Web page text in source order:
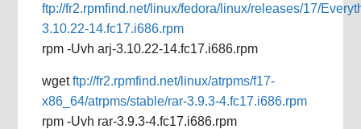
ftp://fr2.rpmfind.net/linux/fedora/linux/releases/17/
3.10.22-14.fc17.i686.rpm
rpm -Uvh arj-3.10.22-14.fc17.i686.rpm
wgetftp://fr2.rpmfind.net/linux/atrpms/f17-
x86_64/atrpms/stable/rar-3.9.3-4.fc17.i686.rpm
rpm -Uvh rar-3.9.3-4.fc17.i686.rpm